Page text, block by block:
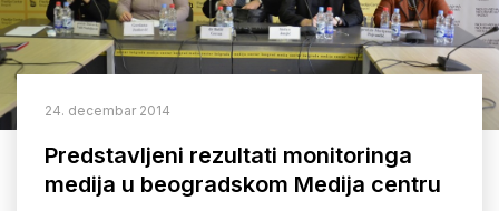
Čime se bavimo?
Projekti
24. decembar 2014
Predstavljeni rezultati monitoringa
medija u beogradskom Medija centru